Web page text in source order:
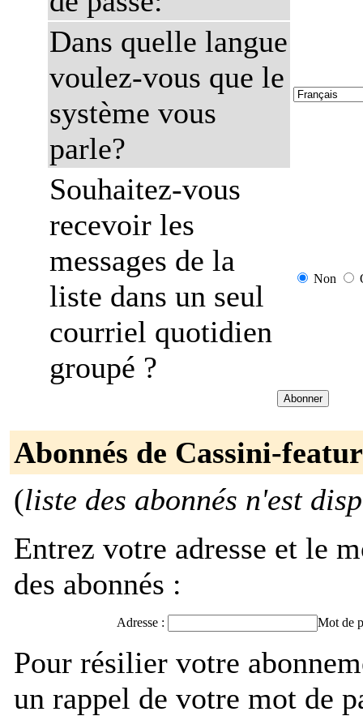
Dans quelle langue
voulez-vous que le
système vous
parle?
Souhaitez-vous
recevoir les
messages de la
liste dans un seul
courriel quotidien
groupé ?
Non
Abonnés de Cassini-
(liste des abonnés n'est
Entrez votre adresse et le
des abonnés :
Adresse : Mot de
Pour résilier votre
un rappel de votre mot de